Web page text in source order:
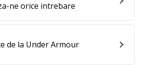
ne orice intrebare
de la Under Armour